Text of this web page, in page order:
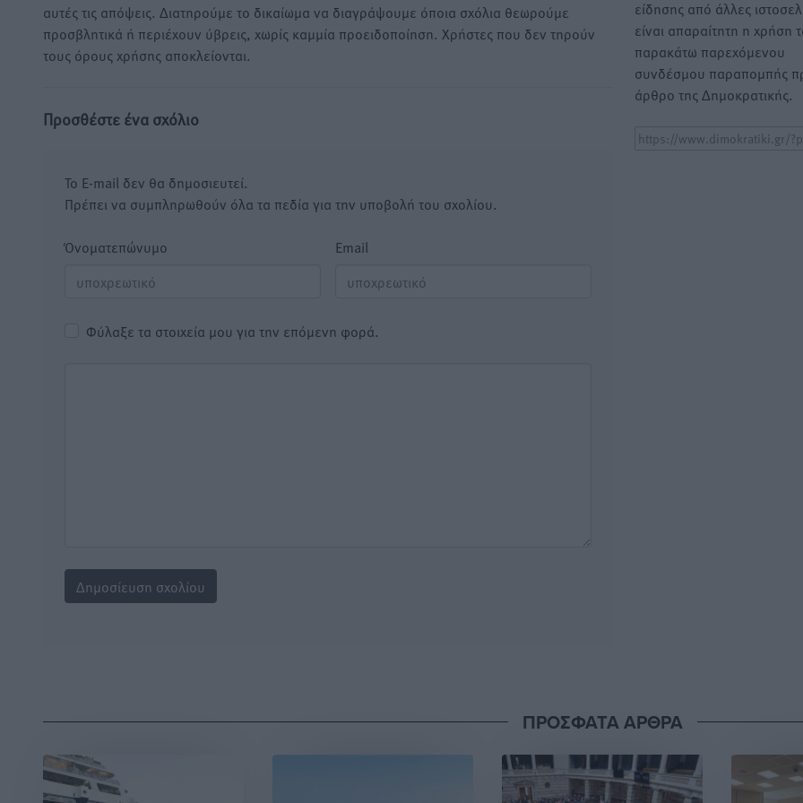
αυτές τις απόψεις. Διατηρούμε το δικαίωμα να διαγράψουμε όποια σχόλια θεωρούμε
προσβλητικά ή περιέχουν ύβρεις, χωρίς καμμία προειδοποίηση. Χρήστες που δεν τηρούν
τους όρους χρήσης αποκλείονται.
Προσθέστε ένα σχόλιο
Το E-mail δεν θα δημοσιευτεί.
Πρέπει να συμπληρωθούν όλα τα πεδία για την υποβολή του σχολίου.
Όνοματεπώνυμο Email
Φύλαξε τα στοιχεία μου για την επόμενη φορά.
είδησης από άλλες
είναι απαραίτητη η χρήση
παρακάτω παρεχόμενου
συνδέσμου παραπομπής
άρθρο της Δημοκρατικής.
ΠΡΟΣΦΑΤΑ ΑΡΘΡΑ